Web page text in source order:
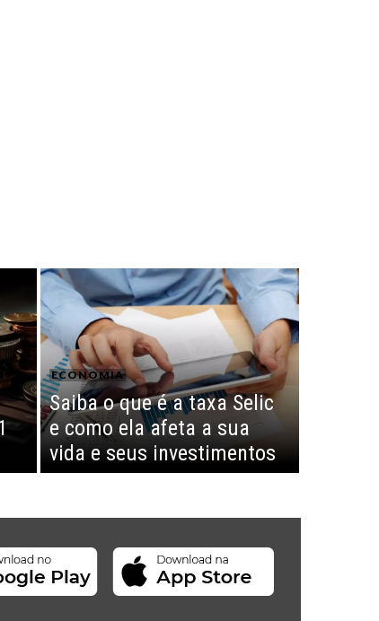
ECONOMIA
Saiba o que é a taxa Selic
e como ela afeta a sua
vida e seus investimentos